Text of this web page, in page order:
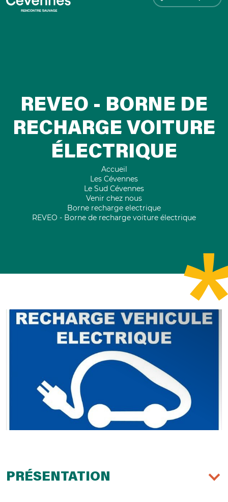
REVEO - BORNE DE
RECHARGE VOITURE
ÉLECTRIQUE
Accueil
Les Cévennes
Le Sud Cévennes
Venir chez nous
Borne recharge electrique
REVEO - Borne de recharge voiture électrique
PRÉSENTATION